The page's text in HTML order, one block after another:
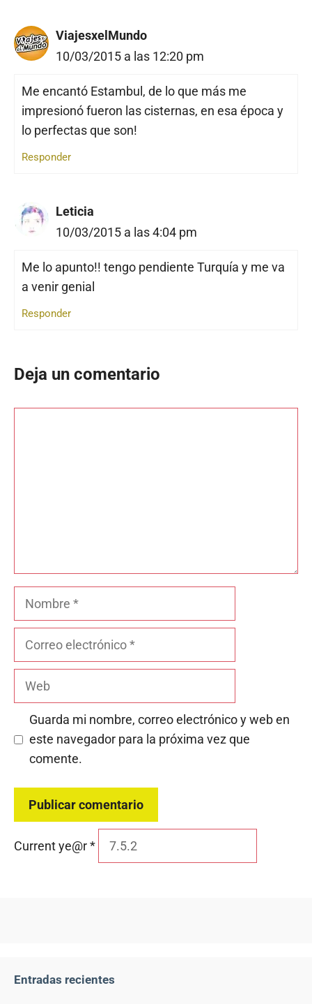
ViajesxelMundo
10/03/2015 a las 12:20 pm
Me encantó Estambul, de lo que más me
impresionó fueron las cisternas, en esa época y
lo perfectas que son!
Responder
Leticia
10/03/2015 a las 4:04 pm
Me lo apunto!! tengo pendiente Turquía y me va
a venir genial
Responder
Deja un comentario
Nombre
Guarda mi nombre, correo electrónico y web en
este navegador para la próxima vez que
comente.
Current ye@r*
Entradas recientes